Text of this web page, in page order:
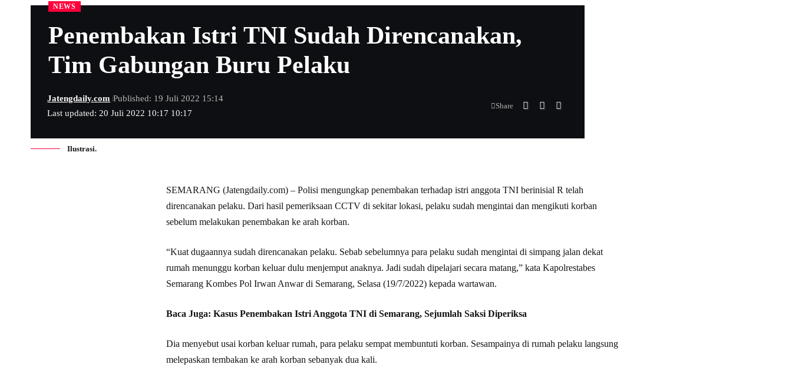
NEWS
Penembakan Istri TNI Sudah Direncanakan,
Tim Gabungan Buru Pelaku
Last updated: 20 Juli 2022 10:17 10:17
Jatengdaily.com Published: 19 Juli 2022 15:14
Share
Ilustrasi.
SEMARANG (Jatengdaily.com) – Polisi mengungkap penembakan terhadap istri anggota TNI berinisial R telah
direncanakan pelaku. Dari hasil pemeriksaan CCTV di sekitar lokasi, pelaku sudah mengintai dan mengikuti korban
sebelum melakukan penembakan ke arah korban.
“Kuat dugaannya sudah direncanakan pelaku. Sebab sebelumnya para pelaku sudah mengintai di simpang jalan dekat
rumah menunggu korban keluar dulu menjemput anaknya. Jadi sudah dipelajari secara matang,” kata Kapolrestabes
Semarang Kombes Pol Irwan Anwar di Semarang, Selasa (19/7/2022) kepada wartawan.
Baca Juga: Kasus Penembakan Istri Anggota TNI di Semarang, Sejumlah Saksi Diperiksa
Dia menyebut usai korban keluar rumah, para pelaku sempat membuntuti korban. Sesampainya di rumah pelaku langsung
melepaskan tembakan ke arah korban sebanyak dua kali.